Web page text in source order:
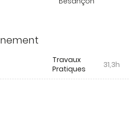
Travaux
Pratiques
31,3h